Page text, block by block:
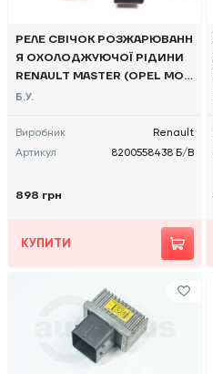
РЕЛЕ СВІЧОК РОЗЖАРЮВАНН
Я ОХОЛОДЖУЮЧОЇ РІДИНИ
RENAULT MASTER (OPEL MOV
ANO, NISSAN NV400) 2010 -,
Б.У.
Виробник
Renault
Артикул
8200558438 Б/В
898 грн
КУПИТИ